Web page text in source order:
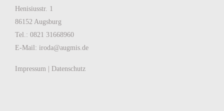
Henisiusstr. 1
86152 Augsburg
Tel.: 0821 31668960
E-Mail: iroda@augmis.de
Impressum Datenschutz